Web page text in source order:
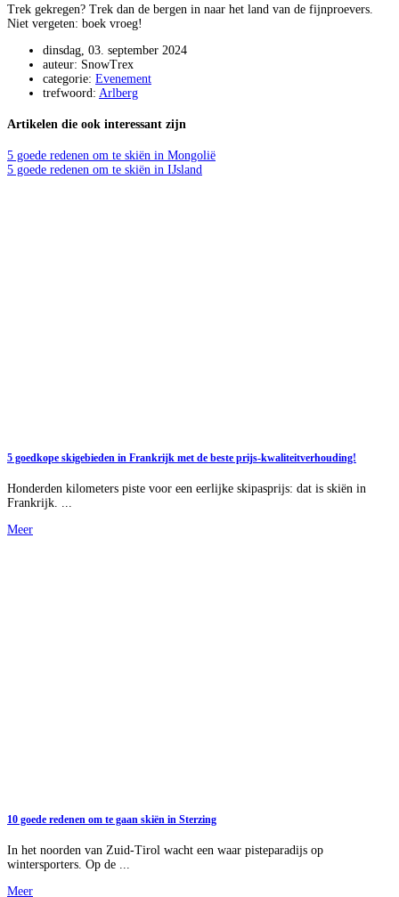
Trek gekregen? Trek dan de bergen in naar het land van de fijnproevers.
Niet vergeten: boek vroeg!
dinsdag, 03. september 2024
auteur: SnowTrex
categorie: Evenement
trefwoord: Arlberg
Artikelen die ook interessant zijn
5 goede redenen om te skiën in Mongolië
5 goede redenen om te skiën in IJsland
5 goedkope skigebieden in Frankrijk met de beste prijs-kwaliteitverhouding!
Honderden kilometers piste voor een eerlijke skipasprijs: dat is skiën in
Frankrijk. ...
Meer
10 goede redenen om te gaan skiën in Sterzing
In het noorden van Zuid-Tirol wacht een waar pisteparadijs op
wintersporters. Op de ...
Meer